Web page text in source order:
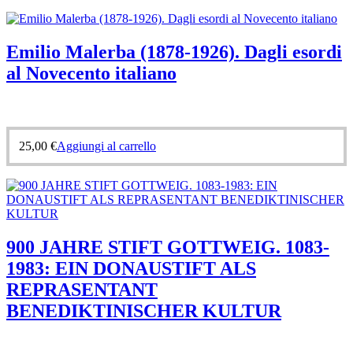
Emilio Malerba (1878-1926). Dagli esordi
al Novecento italiano
25,00 €Aggiungi al carrello
900 JAHRE STIFT GOTTWEIG. 1083-
1983: EIN DONAUSTIFT ALS
REPRASENTANT
BENEDIKTINISCHER KULTUR